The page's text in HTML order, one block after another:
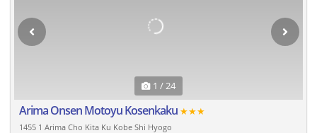
1 / 24
Arima Onsen Motoyu Kosenkaku ★★★
1455 1 Arima Cho Kita Ku Kobe Shi Hyogo